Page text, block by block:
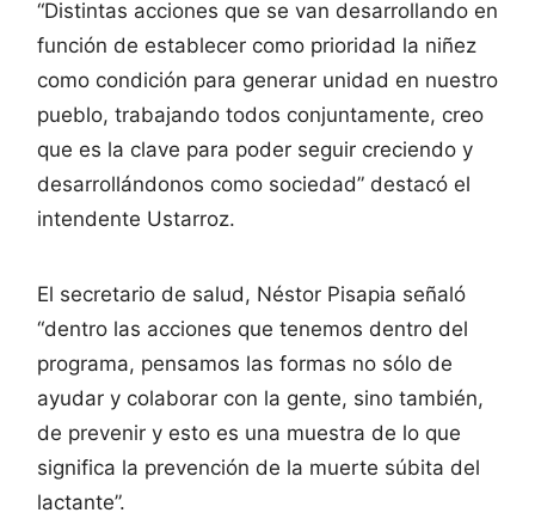
“Distintas acciones que se van desarrollando en
función de establecer como prioridad la niñez
como condición para generar unidad en nuestro
pueblo, trabajando todos conjuntamente, creo
que es la clave para poder seguir creciendo y
desarrollándonos como sociedad” destacó el
intendente Ustarroz.
El secretario de salud, Néstor Pisapia señaló
“dentro las acciones que tenemos dentro del
programa, pensamos las formas no sólo de
ayudar y colaborar con la gente, sino también,
de prevenir y esto es una muestra de lo que
significa la prevención de la muerte súbita del
lactante”.